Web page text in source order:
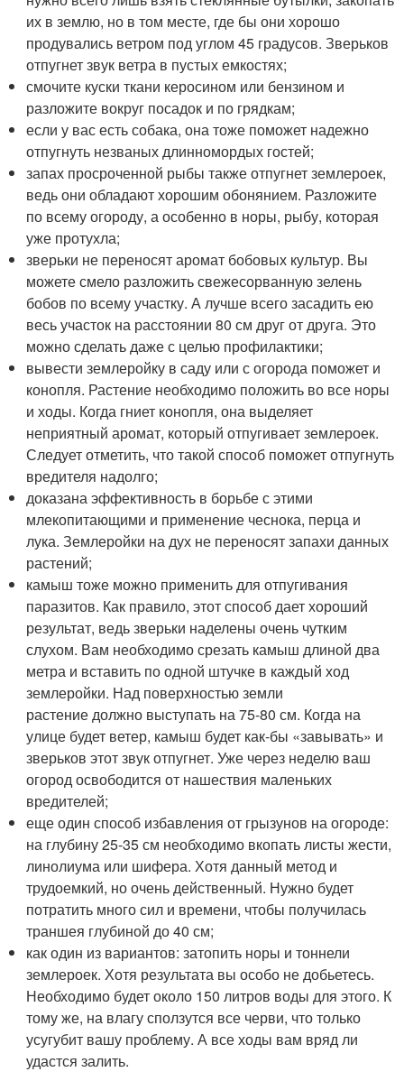
их в землю, но в том месте, где бы они хорошо
продувались ветром под углом 45 градусов. Зверьков
отпугнет звук ветра в пустых емкостях;
смочите куски ткани керосином или бензином и
разложите вокруг посадок и по грядкам;
если у вас есть собака, она тоже поможет надежно
отпугнуть незваных длинномордых гостей;
запах просроченной рыбы также отпугнет землероек,
ведь они обладают хорошим обонянием. Разложите
по всему огороду, а особенно в норы, рыбу, которая
уже протухла;
зверьки не переносят аромат бобовых культур. Вы
можете смело разложить свежесорванную зелень
бобов по всему участку. А лучше всего засадить ею
весь участок на расстоянии 80 см друг от друга. Это
можно сделать даже с целью профилактики;
вывести землеройку в саду или с огорода поможет и
конопля. Растение необходимо положить во все норы
и ходы. Когда гниет конопля, она выделяет
неприятный аромат, который отпугивает землероек.
Следует отметить, что такой способ поможет отпугнуть
вредителя надолго;
доказана эффективность в борьбе с этими
млекопитающими и применение чеснока, перца и
лука. Землеройки на дух не переносят запахи данных
растений;
камыш тоже можно применить для отпугивания
паразитов. Как правило, этот способ дает хороший
результат, ведь зверьки наделены очень чутким
слухом. Вам необходимо срезать камыш длиной два
метра и вставить по одной штучке в каждый ход
землеройки. Над поверхностью земли
растение должно выступать на 75-80 см. Когда на
улице будет ветер, камыш будет как-бы «завывать» и
зверьков этот звук отпугнет. Уже через неделю ваш
огород освободится от нашествия маленьких
вредителей;
еще один способ избавления от грызунов на огороде:
на глубину 25-35 см необходимо вкопать листы жести,
линолиума или шифера. Хотя данный метод и
трудоемкий, но очень действенный. Нужно будет
потратить много сил и времени, чтобы получилась
траншея глубиной до 40 см;
как один из вариантов: затопить норы и тоннели
землероек. Хотя результата вы особо не добьетесь.
Необходимо будет около 150 литров воды для этого. К
тому же, на влагу сползутся все черви, что только
усугубит вашу проблему. А все ходы вам вряд ли
удастся залить.